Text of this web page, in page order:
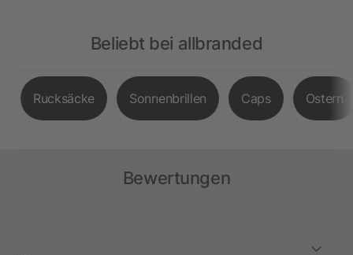
Beliebt bei allbranded
Rucksäcke Sonnenbrillen Caps Ostern
Bewertungen